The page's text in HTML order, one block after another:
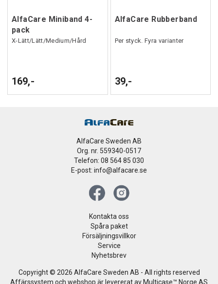
AlfaCare Miniband 4-
pack
X-Lätt/Lätt/Medium/Hård
169,-
AlfaCare Rubberband
Per styck. Fyra varianter
39,-
AlfaCare Sweden AB
Org. nr. 559340-0517
Telefon: 08 564 85 030
E-post: info@alfacare.se
Kontakta oss
Spåra paket
Försäljningsvillkor
Service
Nyhetsbrev
Copyright © 2026 AlfaCare Sweden AB - All rights reserved
Affärssystem och webshop är levererat av Multicase™ Norge AS